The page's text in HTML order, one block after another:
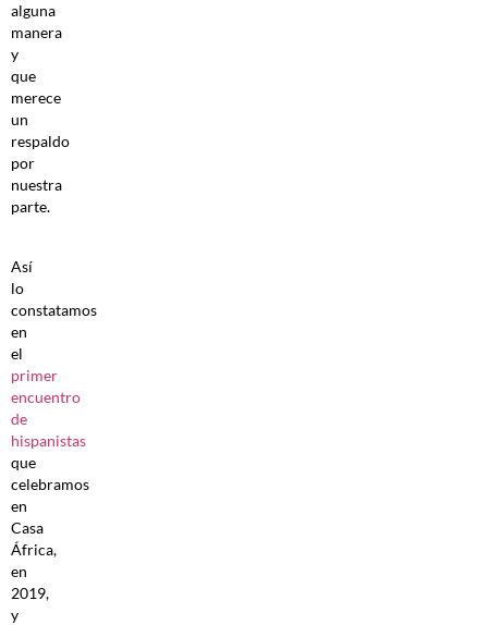
alguna
manera
y
que
merece
un
respaldo
por
nuestra
parte.
Así
lo
constatamos
en
el
primer
encuentro
de
hispanistas
que
celebramos
en
Casa
África,
en
2019,
y